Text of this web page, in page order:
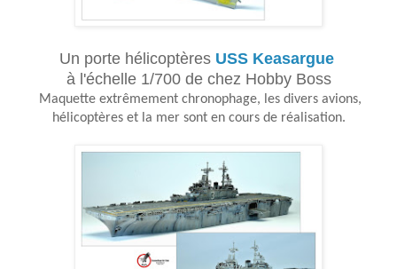
Un porte hélicoptères USS Keasargue
à l'échelle 1/700 de chez Hobby Boss
Maquette extrêmement chronophage, les divers avions,
hélicoptères et la mer sont en cours de réalisation.